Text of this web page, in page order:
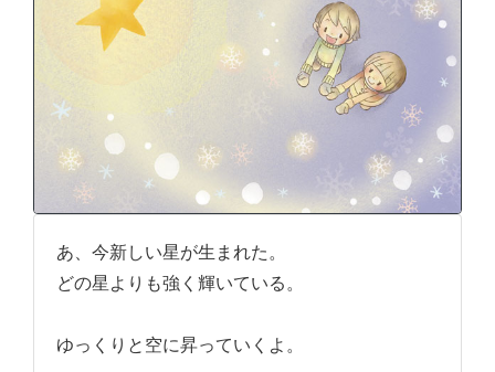
あ、今新しい星が生まれた。
どの星よりも強く輝いている。
ゆっくりと空に昇っていくよ。